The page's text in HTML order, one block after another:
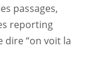
passages,
reporting
dire “on voit la